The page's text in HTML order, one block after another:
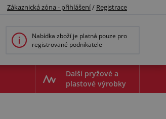
Zákaznická zóna - přihlášení/ Registrace
Nabídka zboží je platná pouze pro
registrované podnikatele
Další pryžové a
plastové výrobky